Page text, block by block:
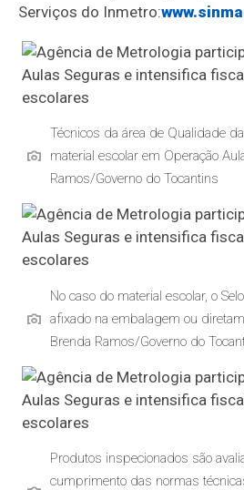
Serviços do Inmetro:
Técnicos da área de Qualidade
material escolar em Operação
Ramos/Governo do Tocantins
No caso do material escolar, o
afixado na embalagem ou
Brenda Ramos/Governo do
Produtos inspecionados são
cumprimento das normas